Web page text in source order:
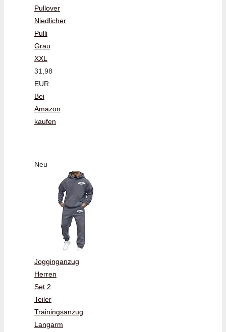
Pullover
Niedlicher
Pulli
Grau
XXL
31,98
EUR
Bei
Amazon
kaufen
Neu
Jogginganzug
Herren
Set 2
Teiler
Trainingsanzug
Langarm